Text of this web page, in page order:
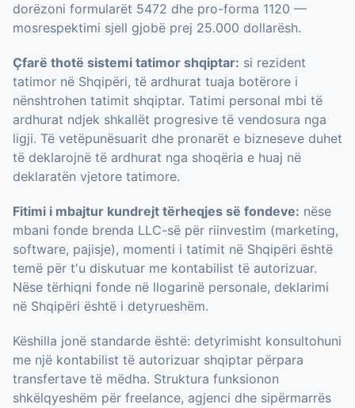
dorëzoni formularët 5472 dhe pro-forma 1120 —
mosrespektimi sjell gjobë prej 25.000 dollarësh.
Çfarë thotë sistemi tatimor shqiptar: si rezident
tatimor në Shqipëri, të ardhurat tuaja botërore i
nënshtrohen tatimit shqiptar. Tatimi personal mbi të
ardhurat ndjek shkallët progresive të vendosura nga
ligji. Të vetëpunësuarit dhe pronarët e bizneseve duhet
të deklarojnë të ardhurat nga shoqëria e huaj në
deklaratën vjetore tatimore.
Fitimi i mbajtur kundrejt tërheqjes së fondeve: nëse
mbani fonde brenda LLC-së për riinvestim (marketing,
software, pajisje), momenti i tatimit në Shqipëri është
temë për t'u diskutuar me kontabilist të autorizuar.
Nëse tërhiqni fonde në llogarinë personale, deklarimi
në Shqipëri është i detyrueshëm.
Këshilla jonë standarde është: detyrimisht konsultohuni
me një kontabilist të autorizuar shqiptar përpara
transfertave të mëdha. Struktura funksionon
shkëlqyeshëm për freelance, agjenci dhe sipërmarrës